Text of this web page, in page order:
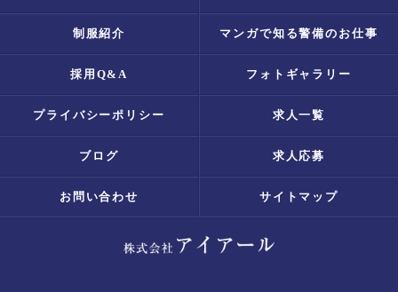
制服紹介 マンガで知る警備のお仕事
採用Q&A フォトギャラリー
プライバシーポリシー 求人一覧
ブログ 求人応募
お問い合わせ サイトマップ